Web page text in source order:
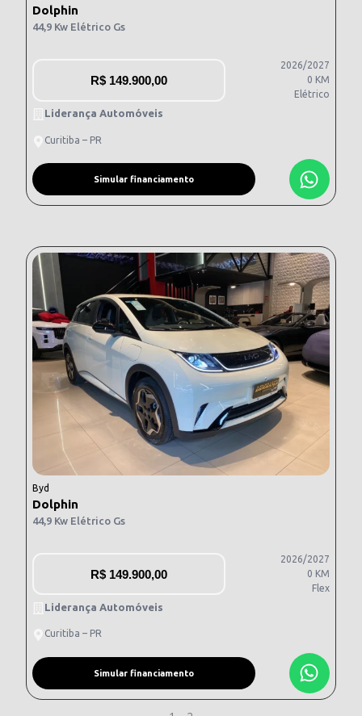
Dolphin
44,9 Kw Elétrico Gs
R$ 149.900,00
2026/2027
0 KM
Elétrico
Liderança Automóveis
Curitiba – PR
Simular financiamento
Byd
Dolphin
44,9 Kw Elétrico Gs
R$ 149.900,00
2026/2027
0 KM
Flex
Liderança Automóveis
Curitiba – PR
Simular financiamento